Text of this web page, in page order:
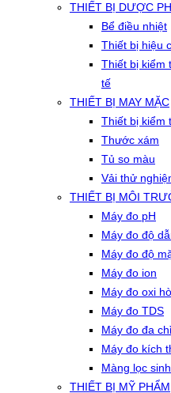
THIẾT BỊ DƯỢC
Bể điều nhiệt
Thiết bị hiệu
Thiết bị kiểm
tế
THIẾT BỊ MAY MẶC
Thiết bị kiểm
Thước xám
Tủ so màu
Vải thử
THIẾT BỊ MÔI
Máy đo pH
Máy đo độ
Máy đo độ
Máy đo ion
Máy đo oxi
Máy đo TDS
Máy đo đa
Máy đo kích
Màng lọc
THIẾT BỊ MỸ PHẨM